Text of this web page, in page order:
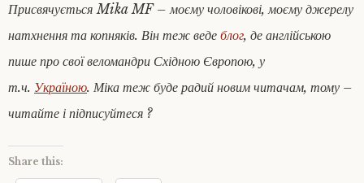
Присвячується Mika MF – моєму чоловікові, моєму джерелу
натхнення та копняків. Він теж веде блог, де англійською
пише про свої веломандри Східною Європою, у
т.ч. Україною. Міка теж буде радий новим читачам, тому –
читайте і підписуйтеся ?
Share this: